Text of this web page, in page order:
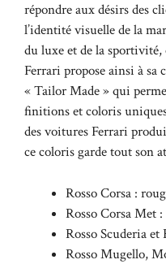
répondre aux désirs des
l’identité visuelle de la
du luxe et de la
Ferrari propose ainsi à sa
« Tailor Made » qui
finitions et coloris
des voitures Ferrari
ce coloris garde tout son
Rosso Corsa :
Rosso Corsa Met
Rosso Scuderia
Rosso Mugello,